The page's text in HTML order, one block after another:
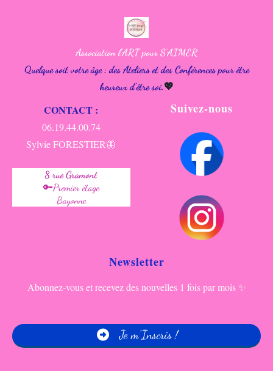
Association l'ART pour S'AIMER
Quelque soit votre âge : des Ateliers et des Conférences pour être
heureux d'être soi.💖
CONTACT :
06.19.44.00.74
Sylvie FORESTIER🦋
8 rue Gramont
🔑Premier étage
Bayonne
Suivez-nous
Newsletter
Abonnez-vous et recevez des nouvelles 1 fois par mois ✨
Je m'Inscris !